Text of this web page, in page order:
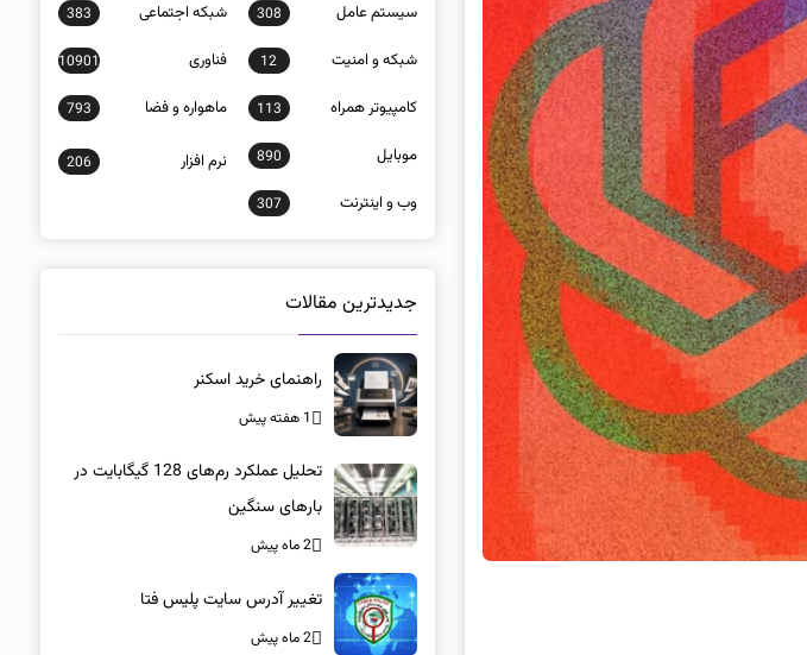
سيستم عامل 308 شبكه اجتماعی 383
شبكه و امنيت 12 فناوری 10901
كامپيوتر همراه 113 ماهواره و فضا 793
موبايل 890 نرم افزار 206
وب و اينترنت 307
جدیدترین مقالات
راهنمای خرید اسکنر
1 هفته پیش
تحلیل عملکرد رم‌های 128 گیگابایت در
بارهای سنگین
2 ماه پیش
تغییر آدرس سایت پلیس فتا
2 ماه پیش